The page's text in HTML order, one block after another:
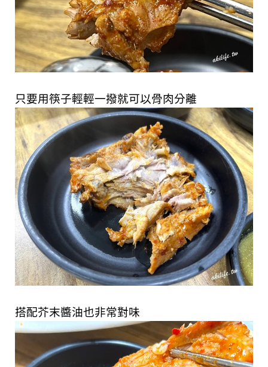
只要用筷子輕輕一撥就可以骨肉分離
搭配芥末醬油也非常對味